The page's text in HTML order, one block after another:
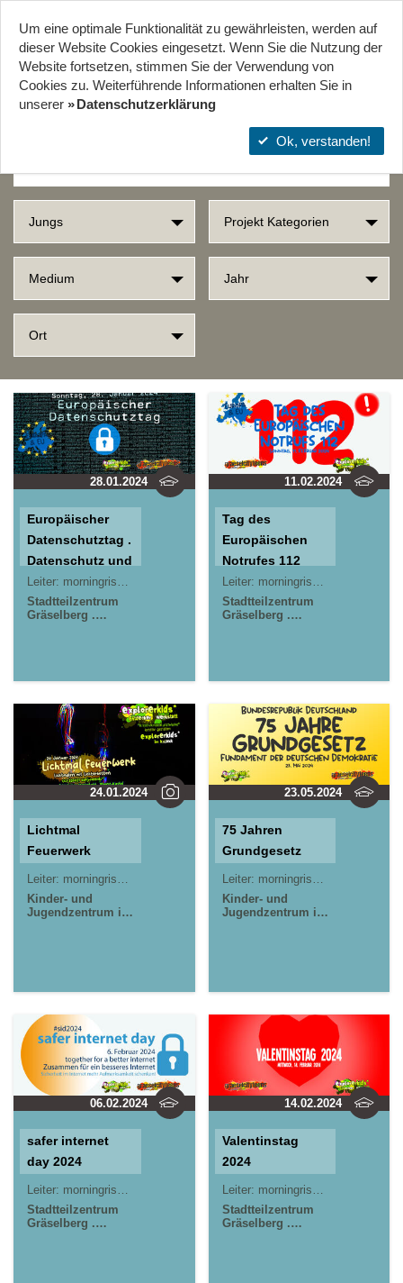
Start Projekte Orte
SUCHERGEBNISSE
Jungs Projekt Kategorien
Medium Jahr
Ort
28.01.2024
Europäischer
Datenschutztag .
Datenschutz und
Datensicherheit
2024
Leiter: morningrise* . jOrn
Stadtteilzentrum
Gräselberg .
Kastel . kujakk
11.02.2024
Tag des
Europäischen
Notrufes 112
Leiter: morningrise* . jOrn
Stadtteilzentrum
Gräselberg .
Kastel . kujakk
24.01.2024
Lichtmal
Feuerwerk
Leiter: morningrise* . jOrn
Kinder- und
Jugendzentrum in
23.05.2024
75 Jahren
Grundgesetz
Leiter: morningrise* . jOrn
Kinder- und
Jugendzentrum in
06.02.2024
safer internet
day 2024
Leiter: morningrise* . jOrn
Stadtteilzentrum
Gräselberg .
14.02.2024
Valentinstag
2024
Leiter: morningrise* . jOrn
Stadtteilzentrum
Gräselberg .
Um eine optimale Funktionalität zu gewährleisten, werden auf
dieser Website Cookies eingesetzt. Wenn Sie die Nutzung der
Website fort­setzen, stimmen Sie der Verwendung von
Cookies zu. Weiterführende Informationen erhalten Sie in
unserer
Datenschutzerklärung
Ok, verstanden!